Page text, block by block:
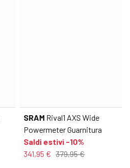
SRAM Rival1 AXS Wide
Powermeter Guarnitura
Saldi estivi -10%
341,95 € 379,95 €